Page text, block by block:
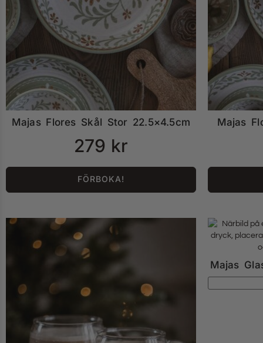
Majas Flores Skål Stor 22.5×4.5cm
279 kr
FÖRBOKA!
Majas
Majas